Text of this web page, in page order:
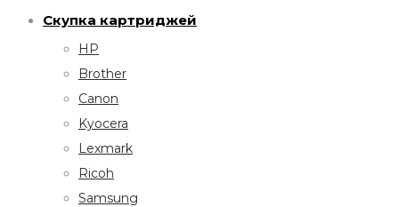
Скупка картриджей
HP
Brother
Canon
Kyocera
Lexmark
Ricoh
Samsung